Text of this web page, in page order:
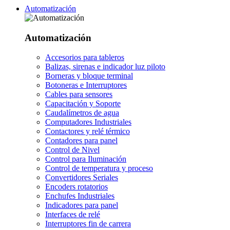
Automatización
Automatización
Accesorios para tableros
Balizas, sirenas e indicador luz piloto
Borneras y bloque terminal
Botoneras e Interruptores
Cables para sensores
Capacitación y Soporte
Caudalímetros de agua
Computadores Industriales
Contactores y relé térmico
Contadores para panel
Control de Nivel
Control para Iluminación
Control de temperatura y proceso
Convertidores Seriales
Encoders rotatorios
Enchufes Industriales
Indicadores para panel
Interfaces de relé
Interruptores fin de carrera